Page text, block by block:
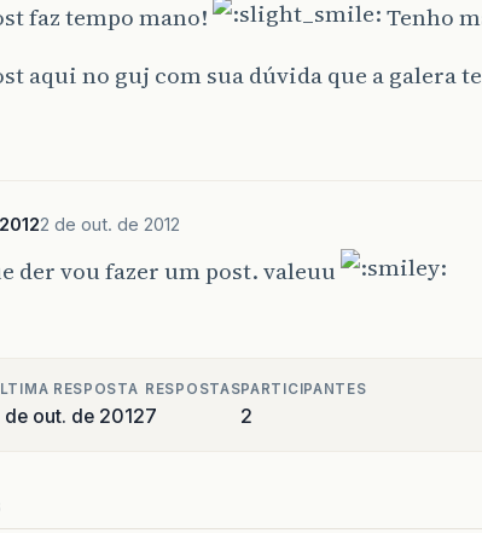
faz tempo mano!
Tenho
aqui no guj com sua dúvida que a galera
2 de out. de 2012
der vou fazer um post. valeuu
RESPOSTA
de out. de 2012
RESPOSTAS
7
PARTICIPANTES
2